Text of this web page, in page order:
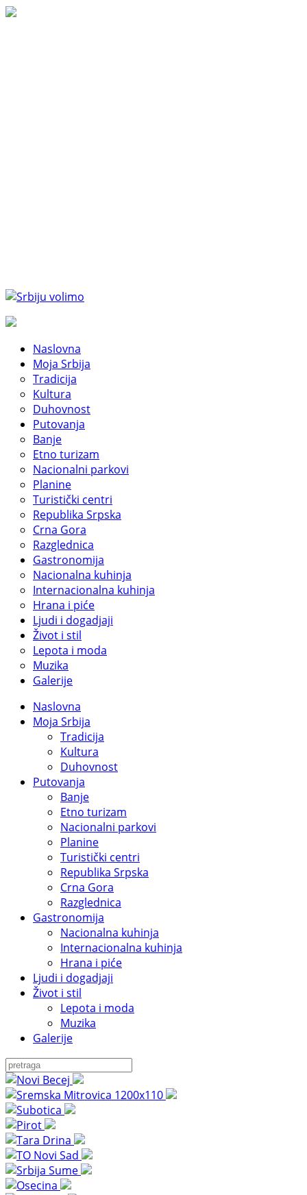
Naslovna
Moja Srbija
Tradicija
Kultura
Duhovnost
Putovanja
Banje
Etno turizam
Nacionalni parkovi
Planine
Turistički centri
Republika Srpska
Crna Gora
Razglednica
Gastronomija
Nacionalna kuhinja
Internacionalna kuhinja
Hrana i piće
Ljudi i dogadjaji
Život i stil
Lepota i moda
Muzika
Galerije
Naslovna
Moja Srbija
Tradicija
Kultura
Duhovnost
Putovanja
Banje
Etno turizam
Nacionalni parkovi
Planine
Turistički centri
Republika Srpska
Crna Gora
Razglednica
Gastronomija
Nacionalna kuhinja
Internacionalna kuhinja
Hrana i piće
Ljudi i dogadjaji
Život i stil
Lepota i moda
Muzika
Galerije